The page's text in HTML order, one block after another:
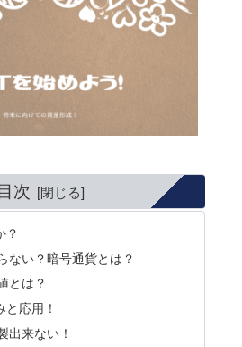
目次
？
ない？暗号通貨とは？
とは？
応用！
出来ない！